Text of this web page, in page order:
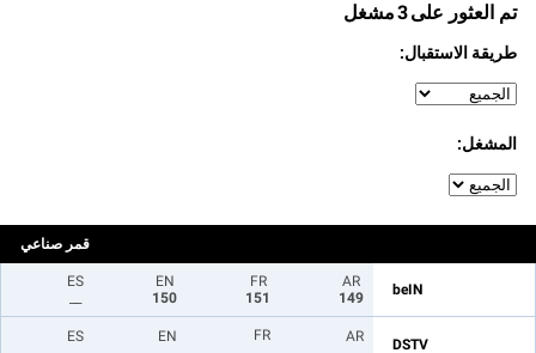
مشغل3تم العثور على
طريقة الاستقبال:
المشغل:
قمر صناعي
beIN
AR
149
FR
151
EN
150
ES
DSTV
AR
FR
EN
ES